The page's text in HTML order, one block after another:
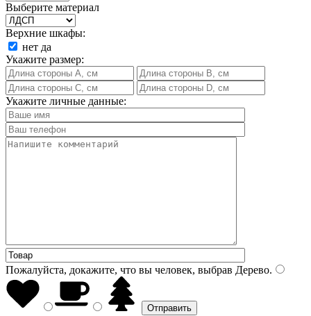
Выберите материал
Верхние шкафы:
нет да
Укажите размер:
Укажите личные данные:
Пожалуйста, докажите, что вы человек, выбрав Дерево.